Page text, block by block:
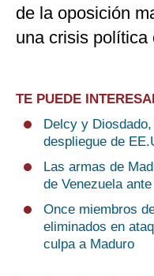
de la oposición
una crisis política
TE PUEDE
Delcy y
despliegue de
Las armas de
de Venezuela
Once miembros
eliminados en
culpa a Maduro